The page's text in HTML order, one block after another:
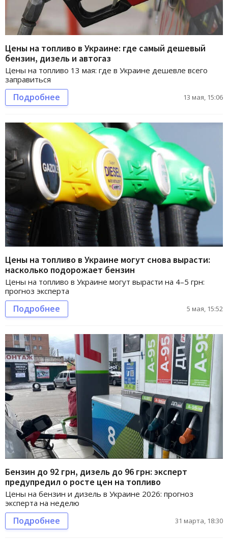
Цены на топливо в Украине: где самый дешевый
бензин, дизель и автогаз
Цены на топливо 13 мая: где в Украине дешевле всего
заправиться
Подробнее 13 мая, 15:06
Цены на топливо в Украине могут снова вырасти:
насколько подорожает бензин
Цены на топливо в Украине могут вырасти на 4–5 грн:
прогноз эксперта
Подробнее 5 мая, 15:52
Бензин до 92 грн, дизель до 96 грн: эксперт
предупредил о росте цен на топливо
Цены на бензин и дизель в Украине 2026: прогноз
эксперта на неделю
Подробнее 31 марта, 18:30